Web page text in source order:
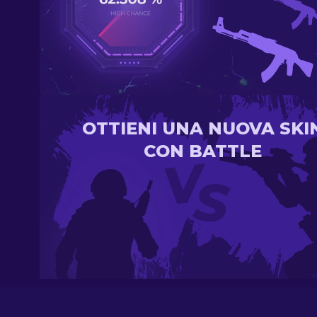
OTTIENI UNA NUOVA
CON BATTLE